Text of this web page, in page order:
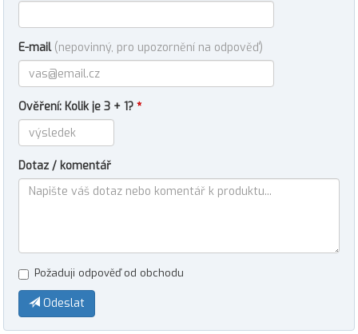
E-mail (nepovinný, pro upozornění na odpověď)
Ověření: Kolik je 3 + 1? *
Dotaz / komentář
Požaduji odpověď od obchodu
Odeslat